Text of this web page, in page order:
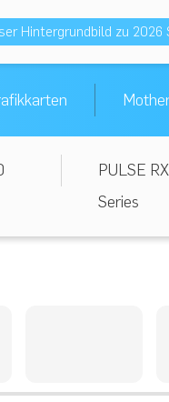
Hintergrundbild zu 2026
PULSE
Series